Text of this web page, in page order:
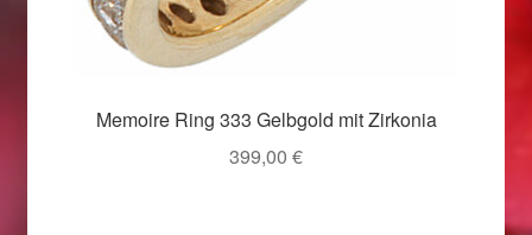
Weihnachtsangebote 2018
Weihnachtsangebote 2019
Memoire Ring 333 Gelbgold mit Zirkonia
399,00 €